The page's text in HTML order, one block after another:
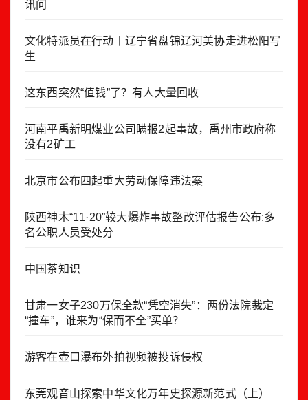
讯问
文化特派员在行动丨辽宁省盘锦辽河美协走进松阳写
生
这东西突然“值钱”了？有人大量回收
河南平禹新明煤业公司瞒报2起事故，禹州市政府称
没有2矿工
北京市公布四起重大劳动保障违法案
陕西神木“11·20”较大爆炸事故整改评估报告公布:多
名公职人员受处分
中国茶知识
甘肃一女子230万保全款“凭空消失”：两份法院裁定
“撞车”，谁来为“保而不全”买单？
游客在壶口瀑布外拍视频被投诉侵权
东莞观音山探索中华文化万年史探源新范式（上）